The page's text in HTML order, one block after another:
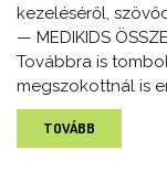
kezeléséről,
— MEDIKIDS
Továbbra is
megszokottnál is
TOVÁBB